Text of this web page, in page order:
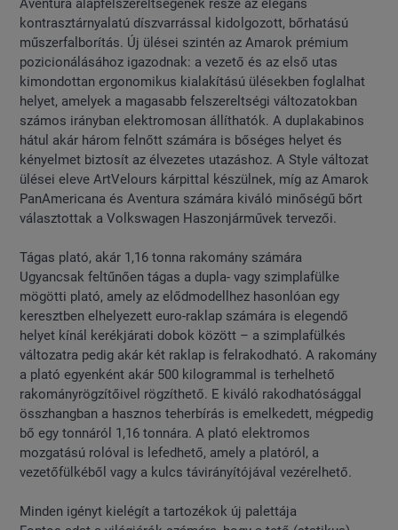
Aventura alapfelszereltségének része az elegáns
kontrasztárnyalatú díszvarrással kidolgozott, bőrhatású
műszerfalborítás. Új ülései szintén az Amarok prémium
pozicionálásához igazodnak: a vezető és az első utas
kimondottan ergonomikus kialakítású ülésekben foglalhat
helyet, amelyek a magasabb felszereltségi változatokban
számos irányban elektromosan állíthatók. A duplakabinos
hátul akár három felnőtt számára is bőséges helyet és
kényelmet biztosít az élvezetes utazáshoz. A Style változat
ülései eleve ArtVelours kárpittal készülnek, míg az Amarok
PanAmericana és Aventura számára kiváló minőségű bőrt
választottak a Volkswagen Haszonjárművek tervezői.
Tágas plató, akár 1,16 tonna rakomány számára
Ugyancsak feltűnően tágas a dupla- vagy szimplafülke
mögötti plató, amely az elődmodellhez hasonlóan egy
keresztben elhelyezett euro-raklap számára is elegendő
helyet kínál kerékjárati dobok között – a szimplafülkés
változatra pedig akár két raklap is felrakodható. A rakomány
a plató egyenként akár 500 kilogrammal is terhelhető
rakományrögzítőivel rögzíthető. E kiváló rakodhatósággal
összhangban a hasznos teherbírás is emelkedett, mégpedig
bő egy tonnáról 1,16 tonnára. A plató elektromos
mozgatású rolóval is lefedhető, amely a platóról, a
vezetőfülkéből vagy a kulcs távirányítójával vezérelhető.
Minden igényt kielégít a tartozékok új palettája